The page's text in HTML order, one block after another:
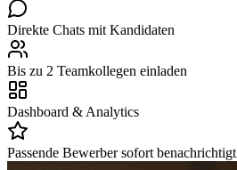
Direkte Chats mit Kandidaten
Bis zu 2 Teamkollegen einladen
Dashboard & Analytics
Passende Bewerber sofort benachrichtigt